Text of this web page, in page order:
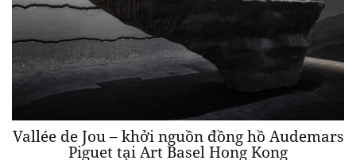
Vallée de Jou – khởi nguồn đồng hồ Audemars
Piguet tại Art Basel Hong Kong